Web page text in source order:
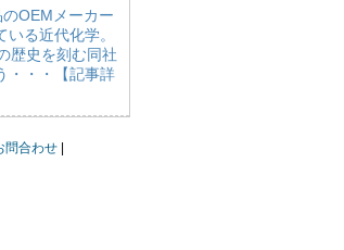
OEMメーカー
る近代化学。
歴史を刻む同社
・・・【記事詳
問合わせ